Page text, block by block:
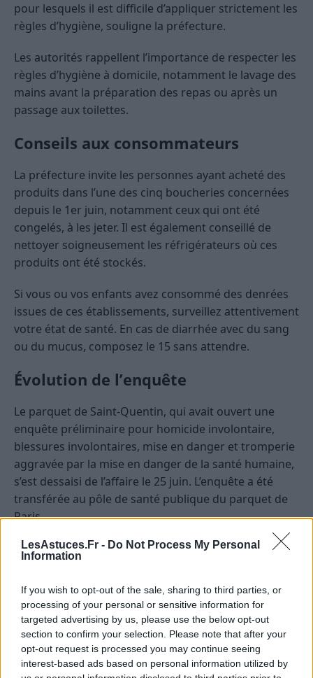
LesAstuces.Fr - Do Not Process My Personal
Information
If you wish to opt-out of the sale, sharing to third parties, or
processing of your personal or sensitive information for
targeted advertising by us, please use the below opt-out
section to confirm your selection. Please note that after your
opt-out request is processed you may continue seeing
interest-based ads based on personal information utilized by
pour lesquels il est difficile d’appliquer strictement les
règles d’hygiène, souligne la préfecture.
Les autorités rappellent l’importance de respecter les
règles d’hygiène à domicile, notamment le lavage des
mains avant la préparation des repas ou après un
passage aux toilettes.
Conseils aux consommateurs
La préfecture invite les personnes ayant acheté des
produits dans l’une des cinq boucheries concernées
depuis le 1er juin, notamment ceux qui ont été
congelés, à les jeter. Il est également conseillé de
nettoyer soigneusement les réfrigérateurs où ces
produits ont été stockés.
Si vous ou vos enfants avez consommé des denrées
issues de ces établissements, surveillez attentivement
votre état de santé. En cas de diarrhée avec du sang
ou du mucus, composez le 15 sans attendre.
Évolution de l’enquête
Le parquet de Saint-Quentin, qui avait ouvert une
enquête préliminaire pour homicide involontaire,
blessures involontaires, mise en danger et tromperie
aggravée par la mise en danger de la santé humaine,
s’est dessaisi de l’affaire le 25 juin. L’enquête a été
transférée au pôle de santé publique du parquet de
Paris.
Source :
alimentaires-dans-l-aisne-deux-nouveaux-cas-
recenses-deux-semaines-apres-la-fermeture-des-
boucheries_AN-202507050385.html
SANTÉ